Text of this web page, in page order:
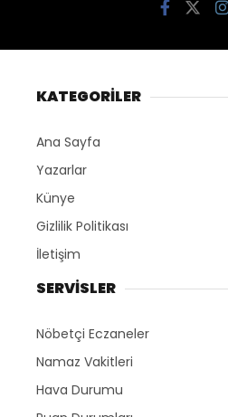
KATEGORİLER
Ana Sayfa
Yazarlar
Künye
Gizlilik Politikası
İletişim
SERVİSLER
Nöbetçi Eczaneler
Namaz Vakitleri
Hava Durumu